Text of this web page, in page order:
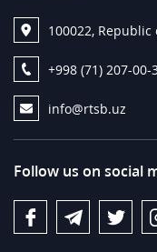
100022,
+998 (71) 207-00-
info@rtsb.uz
Follow us on social